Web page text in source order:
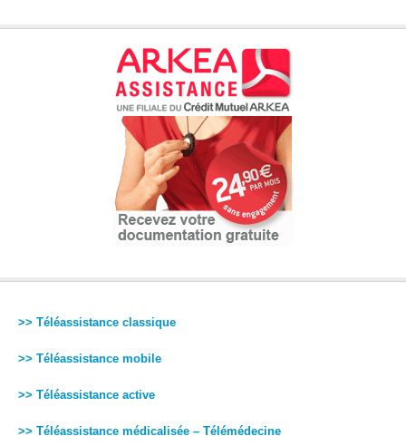
>> Téléassistance classique
>> Téléassistance mobile
>> Téléassistance active
>> Téléassistance médicalisée – Télémédecine